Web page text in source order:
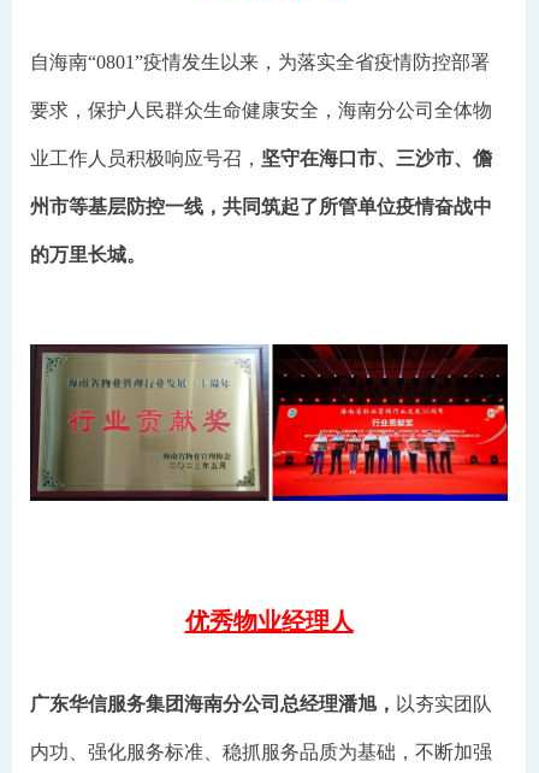
自海南“0801”疫情发生以来，为落实全省疫情防控部署
要求，保护人民群众生命健康安全，海南分公司全体物
业工作人员积极响应号召， 坚守在海口市、三沙市、儋
州市等基层防控一线，共同筑起了所管单位疫情奋战中
的万里长城。
优秀物业经理人
广东华信服务集团海南分公司总经理潘旭， 以夯实团队
内功、强化服务标准、稳抓服务品质为基础，不断加强